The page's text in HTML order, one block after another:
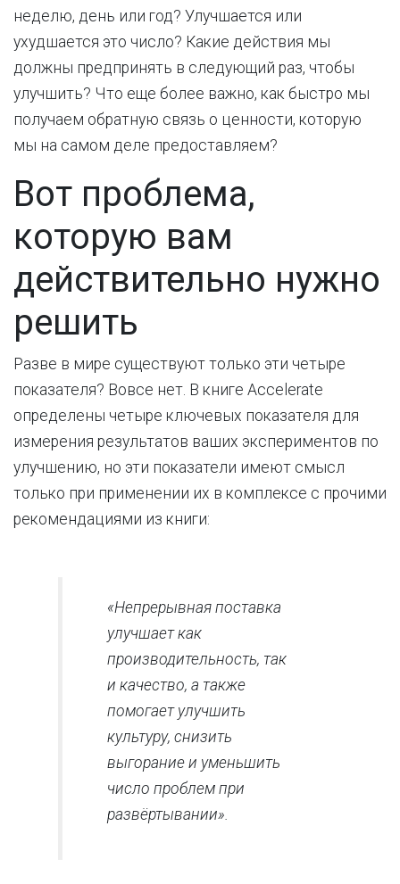
неделю, день или год? Улучшается или
ухудшается это число? Какие действия мы
должны предпринять в следующий раз, чтобы
улучшить? Что еще более важно, как быстро мы
получаем обратную связь о ценности, которую
мы на самом деле предоставляем?
Вот проблема,
которую вам
действительно нужно
решить
Разве в мире существуют только эти четыре
показателя? Вовсе нет. В книге Accelerate
определены четыре ключевых показателя для
измерения результатов ваших экспериментов по
улучшению, но эти показатели имеют смысл
только при применении их в комплексе с прочими
рекомендациями из книги:
«Непрерывная поставка
улучшает как
производительность, так
и качество, а также
помогает улучшить
культуру, снизить
выгорание и уменьшить
число проблем при
развёртывании».